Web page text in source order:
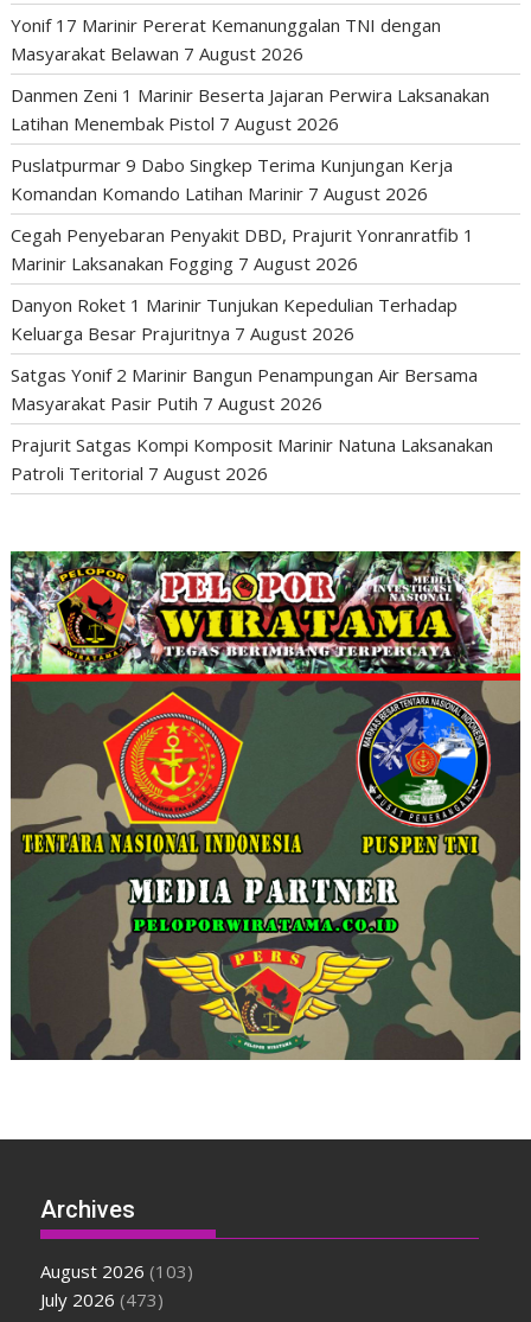
Yonif 17 Marinir Pererat Kemanunggalan TNI dengan
Masyarakat Belawan 7 August 2026
Danmen Zeni 1 Marinir Beserta Jajaran Perwira Laksanakan
Latihan Menembak Pistol 7 August 2026
Puslatpurmar 9 Dabo Singkep Terima Kunjungan Kerja
Komandan Komando Latihan Marinir 7 August 2026
Cegah Penyebaran Penyakit DBD, Prajurit Yonranratfib 1
Marinir Laksanakan Fogging 7 August 2026
Danyon Roket 1 Marinir Tunjukan Kepedulian Terhadap
Keluarga Besar Prajuritnya 7 August 2026
Satgas Yonif 2 Marinir Bangun Penampungan Air Bersama
Masyarakat Pasir Putih 7 August 2026
Prajurit Satgas Kompi Komposit Marinir Natuna Laksanakan
Patroli Teritorial 7 August 2026
Archives
August 2026 (103)
July 2026 (473)